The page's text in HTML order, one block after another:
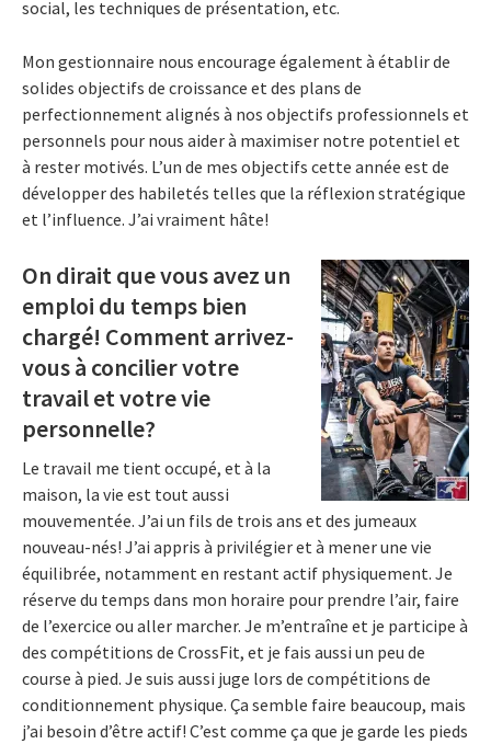
social, les techniques de présentation, etc.
Mon gestionnaire nous encourage également à établir de
solides objectifs de croissance et des plans de
perfectionnement alignés à nos objectifs professionnels et
personnels pour nous aider à maximiser notre potentiel et
à rester motivés. L’un de mes objectifs cette année est de
développer des habiletés telles que la réflexion stratégique
et l’influence. J’ai vraiment hâte!
On dirait que vous avez un
emploi du temps bien
chargé! Comment arrivez-
vous à concilier votre
travail et votre vie
personnelle?
Le travail me tient occupé, et à la
maison, la vie est tout aussi
mouvementée. J’ai un fils de trois ans et des jumeaux
nouveau-nés! J’ai appris à privilégier et à mener une vie
équilibrée, notamment en restant actif physiquement. Je
réserve du temps dans mon horaire pour prendre l’air, faire
de l’exercice ou aller marcher. Je m’entraîne et je participe à
des compétitions de CrossFit, et je fais aussi un peu de
course à pied. Je suis aussi juge lors de compétitions de
conditionnement physique. Ça semble faire beaucoup, mais
j’ai besoin d’être actif! C’est comme ça que je garde les pieds